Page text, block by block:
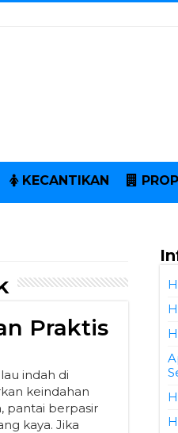
KECANTIKAN
Praktis
indah di
keindahan
pantai berpasir
kaya. Jika